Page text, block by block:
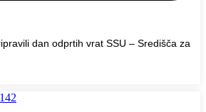
dan odprtih vrat SSU – Središča za